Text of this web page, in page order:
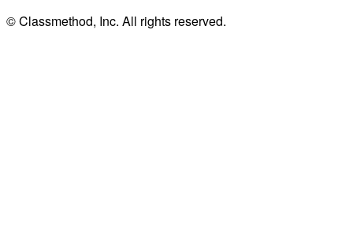
© Classmethod, Inc. All rights reserved.